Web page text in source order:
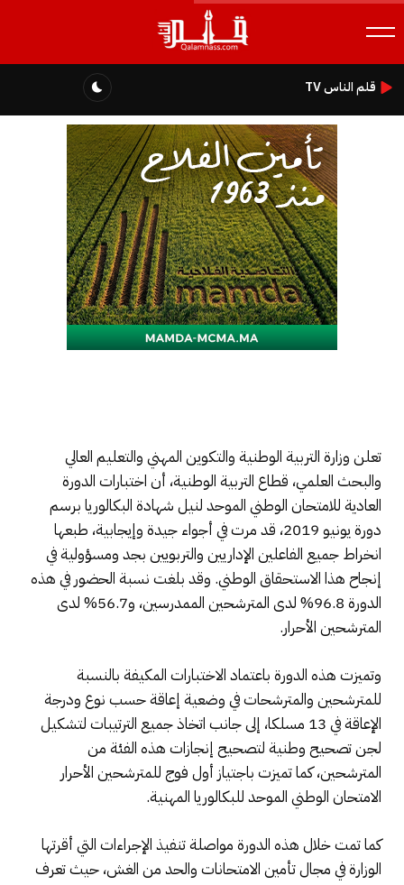
قلم الناس TV
تعلن وزارة التربية الوطنية والتكوين المهني والتعليم العالي
والبحث العلمي، قطاع التربية الوطنية، أن اختبارات الدورة
العادية للامتحان الوطني الموحد لنيل شهادة البكالوريا برسم
دورة يونيو 2019، قد مرت في أجواء جيدة وإيجابية، طبعها
انخراط جميع الفاعلين الإداريين والتربويين بجد ومسؤولية في
إنجاح هذا الاستحقاق الوطني. وقد بلغت نسبة الحضور في هذه
الدورة 96.8% لدى المترشحين الممدرسين، و56.7% لدى
المترشحين الأحرار.
وتميزت هذه الدورة باعتماد الاختبارات المكيفة بالنسبة
للمترشحين والمترشحات في وضعية إعاقة حسب نوع ودرجة
الإعاقة في 13 مسلكا، إلى جانب اتخاذ جميع الترتيبات لتشكيل
لجن تصحيح وطنية لتصحيح إنجازات هذه الفئة من
المترشحين، كما تميزت باجتياز أول فوج للمترشحين الأحرار
الامتحان الوطني الموحد للبكالوريا المهنية.
كما تمت خلال هذه الدورة مواصلة تنفيذ الإجراءات التي أقرتها
الوزارة في مجال تأمين الامتحانات والحد من الغش، حيث تعرف